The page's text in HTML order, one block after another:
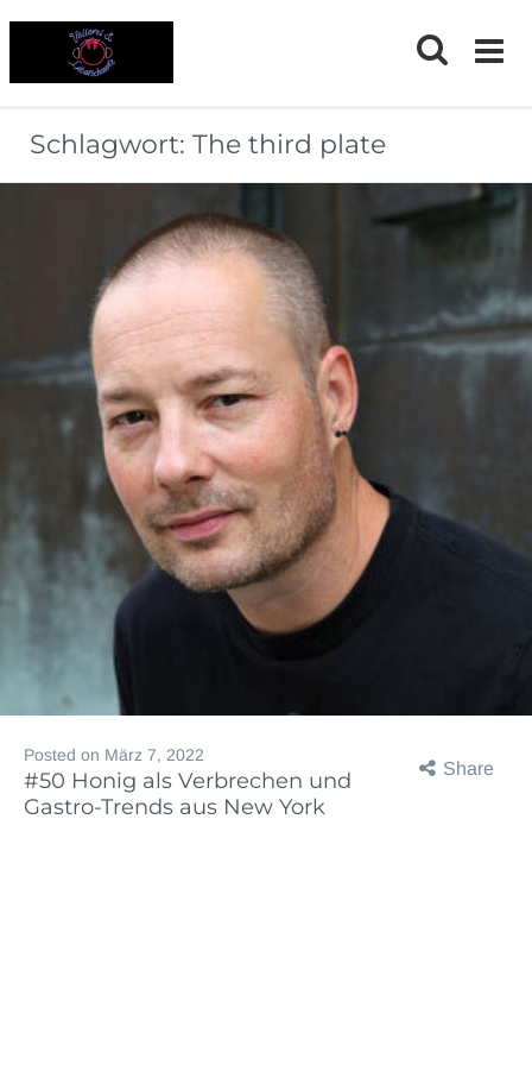
Schlagwort: The third plate
Share
Posted on März 7, 2022
#50 Honig als Verbrechen und
Gastro-Trends aus New York